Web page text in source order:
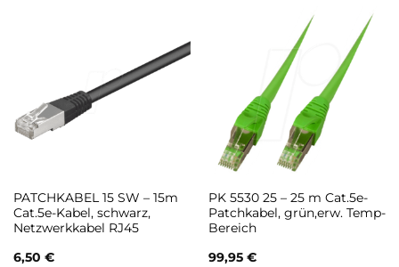
PATCHKABEL 15 SW – 15m
Cat.5e-Kabel, schwarz,
Netzwerkkabel RJ45
6,50 €
PK 5530 25 – 25 m Cat.5e-
Patchkabel, grün,erw. Temp-
Bereich
99,95 €